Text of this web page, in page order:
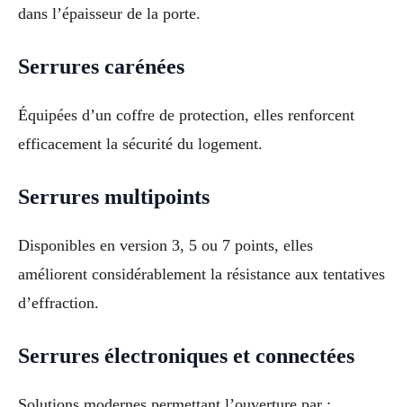
dans l’épaisseur de la porte.
Serrures carénées
Équipées d’un coffre de protection, elles renforcent
efficacement la sécurité du logement.
Serrures multipoints
Disponibles en version 3, 5 ou 7 points, elles
améliorent considérablement la résistance aux tentatives
d’effraction.
Serrures électroniques et connectées